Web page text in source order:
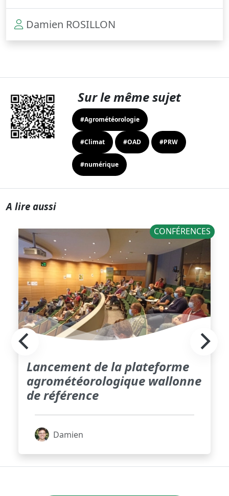
Damien ROSILLON
Sur le même sujet
#Agrométéorologie
#Climat #OAD #PRW
#numérique
A lire aussi
CONFÉRENCES
Lancement de la plateforme
agrométéorologique wallonne
de référence
Damien